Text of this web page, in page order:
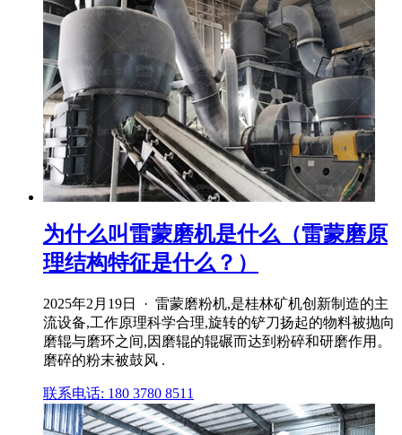
为什么叫雷蒙磨机是什么（雷蒙磨原
理结构特征是什么？）
2025年2月19日 · 雷蒙磨粉机,是桂林矿机创新制造的主
流设备,工作原理科学合理,旋转的铲刀扬起的物料被抛向
磨辊与磨环之间,因磨辊的辊碾而达到粉碎和研磨作用。
磨碎的粉末被鼓风 .
联系电话: 180 3780 8511